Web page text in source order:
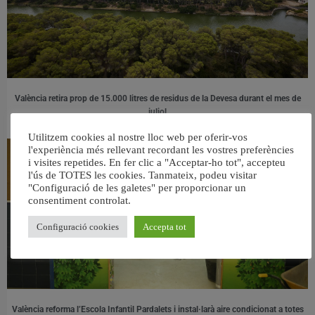
València retira prop de 15.000 litres de residus de la Devesa durant el mes de
juliol
València reforma l’Escola Infantil Pardalets i instal·larà aire condicionat a totes
Utilitzem cookies al nostre lloc web per oferir-vos
l'experiència més rellevant recordant les vostres preferències
i visites repetides. En fer clic a "Acceptar-ho tot", accepteu
l'ús de TOTES les cookies. Tanmateix, podeu visitar
"Configuració de les galetes" per proporcionar un
consentiment controlat.
Configuració cookies Accepta tot